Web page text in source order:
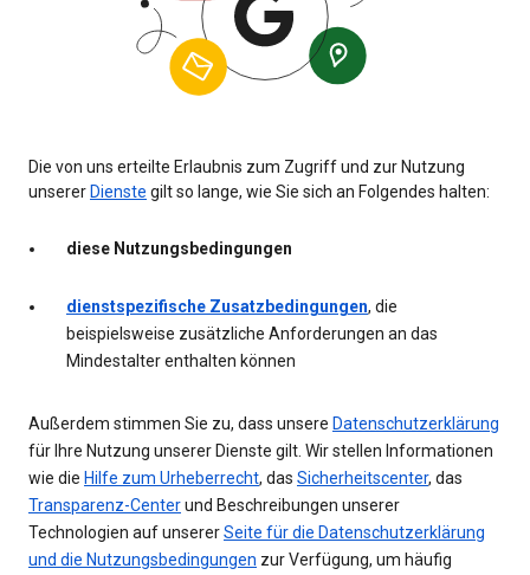
Die von uns erteilte Erlaubnis zum Zugriff und zur Nutzung
unsererDienste gilt so lange, wie Sie sich an Folgendes halten:
diese Nutzungsbedingungen
dienstspezifische Zusatzbedingungen, die
beispielsweise zusätzliche Anforderungen an das
Mindestalter enthalten können
Außerdem stimmen Sie zu, dass unsere Datenschutzerklärung
für Ihre Nutzung unserer Dienste gilt. Wir stellen Informationen
wie die Hilfe zum Urheberrecht, das Sicherheitscenter, das
Transparenz-Centerund Beschreibungen unserer
Technologien auf unsererSeite für die Datenschutzerklärung
und die Nutzungsbedingungen zur Verfügung, um häufig